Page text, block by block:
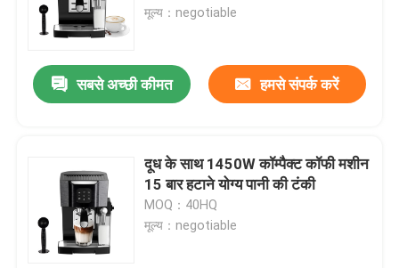
मूल्य：negotiable
सबसे अच्छी कीमत हमसे संपर्क करें
दूध के साथ 1450W कॉम्पैक्ट कॉफी मशीन
15 बार हटाने योग्य पानी की टंकी
MOQ：40HQ
मूल्य：negotiable